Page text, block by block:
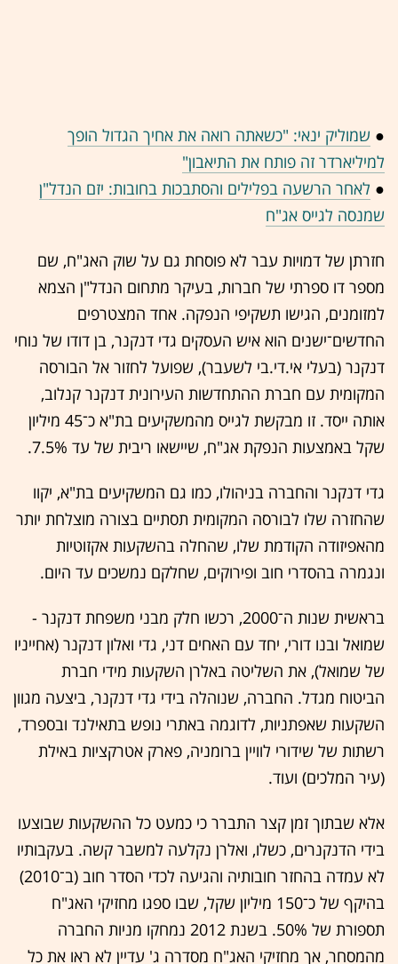
● שמוליק ינאי: "כשאתה רואה את אחיך הגדול הופך
למיליארדר זה פותח את התיאבון"
● לאחר הרשעה בפלילים והסתבכות בחובות: יזם הנדל"ן
שמנסה לגייס אג"ח
חזרתן של דמויות עבר לא פוסחת גם על שוק האג"ח, שם
מספר דו ספרתי של חברות, בעיקר מתחום הנדל"ן הצמא
למזומנים, הגישו תשקיפי הנפקה. אחד המצטרפים
החדשים־ישנים הוא איש העסקים גדי דנקנר, בן דודו של נוחי
דנקנר (בעלי אי.די.בי לשעבר), שפועל לחזור אל הבורסה
המקומית עם חברת ההתחדשות העירונית דנקנר קנלוב,
אותה ייסד. זו מבקשת לגייס מהמשקיעים בת"א כ־45 מיליון
שקל באמצעות הנפקת אג"ח, שיישאו ריבית של עד 7.5%.
גדי דנקנר והחברה בניהולו, כמו גם המשקיעים בת"א, יקוו
שהחזרה שלו לבורסה המקומית תסתיים בצורה מוצלחת יותר
מהאפיזודה הקודמת שלו, שהחלה בהשקעות אקזוטיות
ונגמרה בהסדרי חוב ופירוקים, שחלקם נמשכים עד היום.
בראשית שנות ה־2000, רכשו חלק מבני משפחת דנקנר -
שמואל ובנו דורי, יחד עם האחים דני, גדי ואלון דנקנר (אחייניו
של שמואל), את השליטה באלרן השקעות מידי חברת
הביטוח מגדל. החברה, שנוהלה בידי גדי דנקנר, ביצעה מגוון
השקעות שאפתניות, לדוגמה באתרי נופש בתאילנד ובספרד,
רשתות של שידורי לוויין ברומניה, פארק אטרקציות באילת
(עיר המלכים) ועוד.
אלא שבתוך זמן קצר התברר כי כמעט כל ההשקעות שבוצעו
בידי הדנקנרים, כשלו, ואלרן נקלעה למשבר קשה. בעקבותיו
לא עמדה בהחזר חובותיה והגיעה לכדי הסדר חוב (ב־2010)
בהיקף של כ־150 מיליון שקל, שבו ספגו מחזיקי האג"ח
תספורת של 50%. בשנת 2012 נמחקו מניות החברה
מהמסחר, אך מחזיקי האג"ח מסדרה ג' עדיין לא ראו את כל